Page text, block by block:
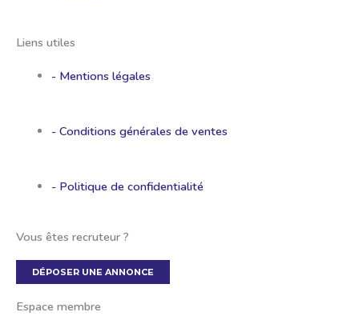
Liens utiles
- Mentions légales
- Conditions générales de ventes
- Politique de confidentialité
Vous êtes recruteur ?
DÉPOSER UNE ANNONCE
Espace membre